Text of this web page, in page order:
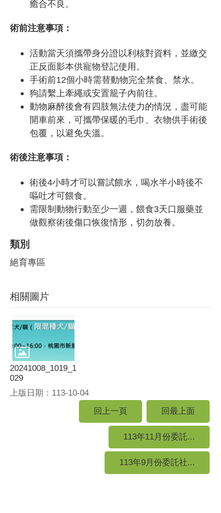
癒合不良。
術前注意事項：
活動當天須攜帶身分證以利核對資料，並繳交
正反面影本供寵物登記使用。
手術前12個小時需替動物完全禁食、禁水。
狗請繫上牽繩或安置籠子內前往。
動物麻醉後會有四肢無法使力的情況，盡可能
開車前來，可攜帶保暖的毛巾、衣物供手術後
包覆，以避免失溫。
術後注意事項：
術後4小時才可以嘗試餵水，喝水半小時後不
嘔吐才可餵食。
需限制動物行動至少一週，餵食3天口服藥並
做觀察術後傷口恢復情形，切勿放養。
類別
絕育專區
相關圖片
20241008_1019_1
029
上版日期：113-10-04
回上一頁
回最上面
113年11月份委託...
113年9月份委託社...